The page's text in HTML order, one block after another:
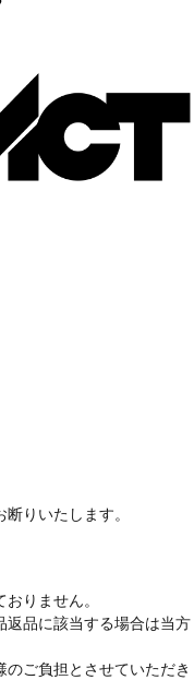
りいたします。
りません。
返品に該当する場合は当方
ご負担とさせていただき